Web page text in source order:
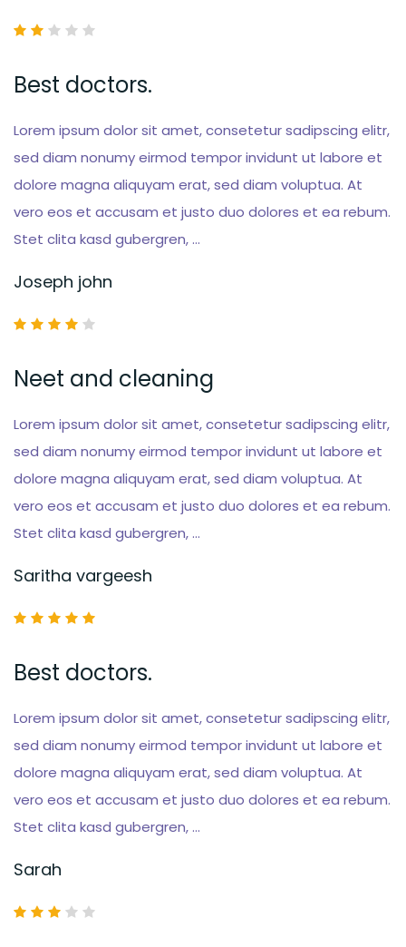
Best doctors.
Lorem ipsum dolor sit amet, consetetur sadipscing elitr,
sed diam nonumy eirmod tempor invidunt ut labore et
dolore magna aliquyam erat, sed diam voluptua. At
vero eos et accusam et justo duo dolores et ea rebum.
Stet clita kasd gubergren, …
Joseph john
Neet and cleaning
Lorem ipsum dolor sit amet, consetetur sadipscing elitr,
sed diam nonumy eirmod tempor invidunt ut labore et
dolore magna aliquyam erat, sed diam voluptua. At
vero eos et accusam et justo duo dolores et ea rebum.
Stet clita kasd gubergren, …
Saritha vargeesh
Best doctors.
Lorem ipsum dolor sit amet, consetetur sadipscing elitr,
sed diam nonumy eirmod tempor invidunt ut labore et
dolore magna aliquyam erat, sed diam voluptua. At
vero eos et accusam et justo duo dolores et ea rebum.
Stet clita kasd gubergren, …
Sarah